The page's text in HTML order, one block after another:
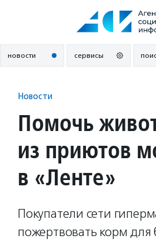
новости сервисы
Новости
Помочь
из приютов
в «Ленте»
Покупатели сети
пожертвовать корм